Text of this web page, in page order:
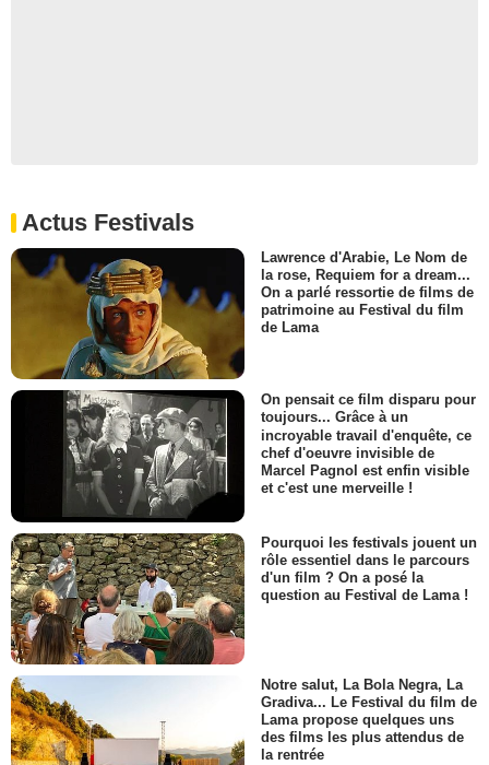
Actus Festivals
Lawrence d'Arabie, Le Nom de
la rose, Requiem for a dream...
On a parlé ressortie de films de
patrimoine au Festival du film
de Lama
On pensait ce film disparu pour
toujours... Grâce à un
incroyable travail d'enquête, ce
chef d'oeuvre invisible de
Marcel Pagnol est enfin visible
et c'est une merveille !
Pourquoi les festivals jouent un
rôle essentiel dans le parcours
d'un film ? On a posé la
question au Festival de Lama !
Notre salut, La Bola Negra, La
Gradiva... Le Festival du film de
Lama propose quelques uns
des films les plus attendus de
la rentrée